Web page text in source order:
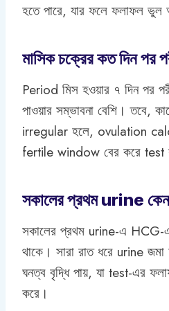
হতে পারে, যার ফলে ফলাফল ভুল
মাসিক চক্রের কত দিন পর
Period মিস হওয়ার ৭ দিন পর
পাওয়ার সম্ভাবনা বেশি। তবে,
irregular হলে, ovulation
fertile window বের করে test
সকালের প্রথম urine কেন
সকালের প্রথম urine-এ HCG-
থাকে। সারা রাত ধরে urine
ঘনত্ব বৃদ্ধি পায়, যা test-এর
করে।